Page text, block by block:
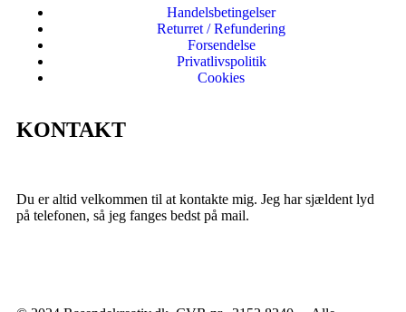
Handelsbetingelser
Returret / Refundering
Forsendelse
Privatlivspolitik
Cookies
KONTAKT
Du er altid velkommen til at kontakte mig. Jeg har sjældent lyd
på telefonen, så jeg fanges bedst på mail.